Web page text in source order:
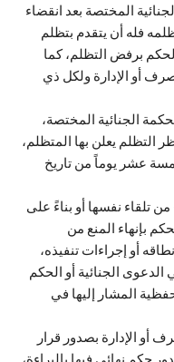
المختصة بعد انقضاء
فله أن يتقدم بتظلم
برفض التظلم، كما
أو الإدارة ولكل ذي
الجنائية المختصة،
يعلن بها المتظلم،
عشر يوماً من تاريخ
تلقاء نفسها أو بناءً على
بإنهاء المنع من
أو إجراءات تنفيذه،
الجنائية أو الحكم
المشار إليها في
أو الإدارة بصدور قرار
حكم نهائي فيها بالبراءة،